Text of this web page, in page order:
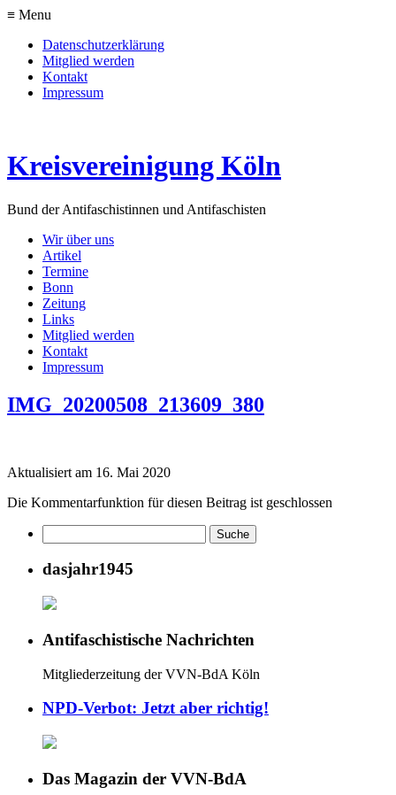
≡ Menu
Datenschutzerklärung
Mitglied werden
Kontakt
Impressum
Kreisvereinigung Köln
Bund der Antifaschistinnen und Antifaschisten
Wir über uns
Artikel
Termine
Bonn
Zeitung
Links
Mitglied werden
Kontakt
Impressum
IMG_20200508_213609_380
Aktualisiert am 16. Mai 2020
Die Kommentarfunktion für diesen Beitrag ist geschlossen
dasjahr1945
Antifaschistische Nachrichten
Mitgliederzeitung der VVN-BdA Köln
NPD-Verbot: Jetzt aber richtig!
Das Magazin der VVN-BdA